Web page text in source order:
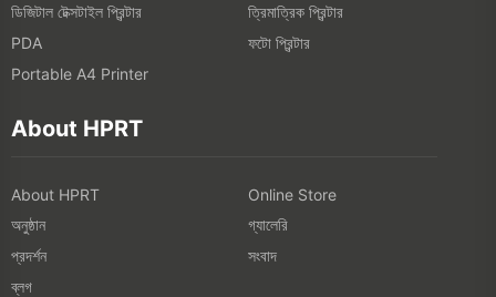
ডিজিটাল টেক্সটাইল প্রিন্টার
ত্রিমাত্রিক প্রিন্টার
PDA
ফটো প্রিন্টার
Portable A4 Printer
About HPRT
About HPRT
Online Store
অনুষ্ঠান
গ্যালেরি
প্রদর্শন
সংবাদ
ব্লগ